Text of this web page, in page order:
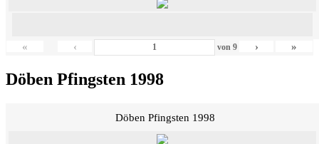
« ‹ von9 › »
Döben Pfingsten 1998
Döben Pfingsten 1998